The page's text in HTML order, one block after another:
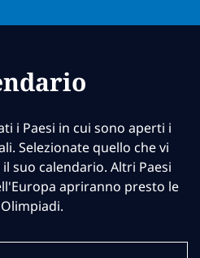
i Paesi in cui sono aperti i
Selezionate quello che vi
suo calendario. Altri Paesi
apriranno presto le